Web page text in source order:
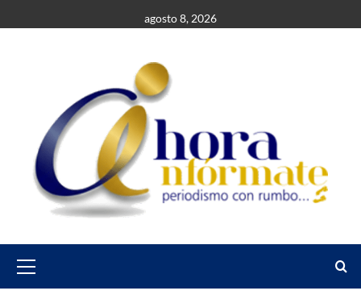
al
agosto 8, 2026
Menu